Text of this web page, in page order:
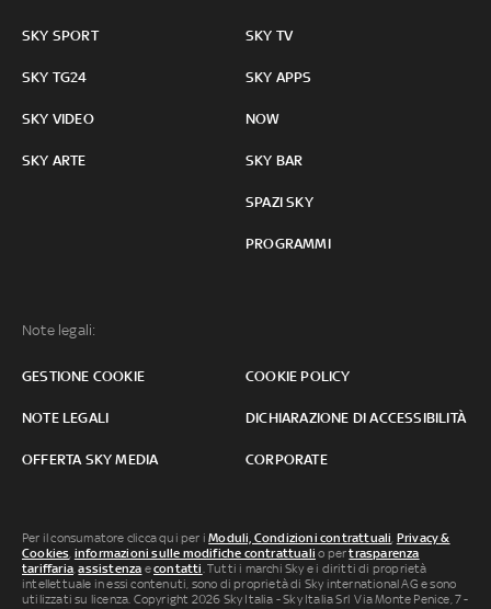
SKY SPORT
SKY TG24
SKY VIDEO
SKY ARTE
SKY TV
SKY APPS
NOW
SKY BAR
SPAZI SKY
PROGRAMMI
Note legali:
GESTIONE COOKIE COOKIE POLICY
NOTE LEGALI DICHIARAZIONE DI ACCESSIBILITÀ
OFFERTA SKY MEDIA CORPORATE
Per il consumatore clicca qui per iModuli, Condizioni contrattuali, Privacy &
Cookies, informazioni sulle modifiche contrattuali o pertrasparenza
tariffaria,assistenza econtatti. Tutti i marchi Sky e i diritti di proprietà
intellettuale in essi contenuti, sono di proprietà di Sky international AG e sono
utilizzati su licenza. Copyright 2026 Sky Italia - Sky Italia Srl Via Monte Penice, 7 -